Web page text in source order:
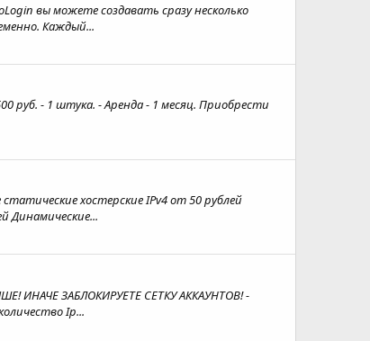
вы можете создавать сразу несколько
Каждый...
руб. - 1 штука. - Аренда - 1 месяц. Приобрести
хостерские IPv4 от 50 рублей
Динамические...
ИНАЧЕ ЗАБЛОКИРУЕТЕ СЕТКУ АККАУНТОВ! -
Ip...